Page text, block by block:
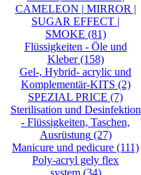
CAMELEON | MIRROR |
SUGAR EFFECT |
SMOKE (81)
Flüssigkeiten - Öle und
Kleber(158)
Gel-, Hybrid- acrylic und
Komplementär-KITS (2)
SPEZIAL PRICE (7)
Sterilisation und Desinfektion
- Flüssigkeiten, Taschen,
Ausrüstung(27)
Manicure und pedicure (111)
Poly-acryl gely flex
system(34)